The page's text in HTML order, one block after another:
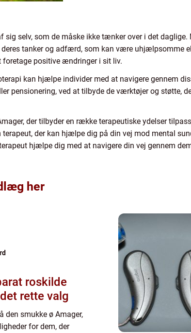
selv, som de måske ikke tænker over i det daglige.
tanker og adfærd, som kan være uhjælpsomme
positive ændringer i sit liv.
kan hjælpe individer med at navigere gennem
pensionering, ved at tilbyde de værktøjer og støtte,
der tilbyder en række terapeutiske ydelser
der kan hjælpe dig på din vej mod mental
hjælpe dig med at navigere din vej gennem
her
roskilde
rette valg
den smukke ø Amager,
for dem, der